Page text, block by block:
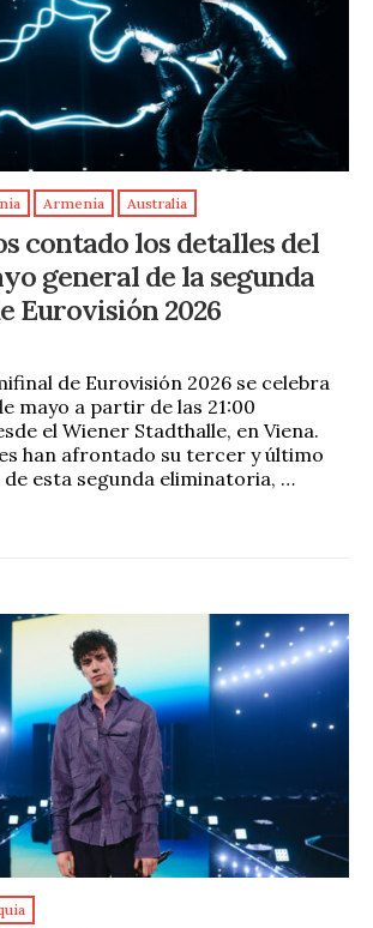
Armenia Australia
contado los detalles del
general de la segunda
Eurovisión 2026
de Eurovisión 2026 se celebra
mayo a partir de las 21:00
el Wiener Stadthalle, en Viena.
han afrontado su tercer y último
de esta segunda eliminatoria, …